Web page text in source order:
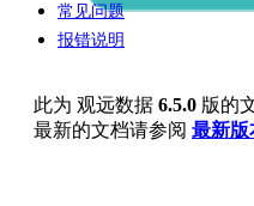
常见问题
报错说明
此为 观远数据 6.5.0 版的
最新的文档请参阅 最新版